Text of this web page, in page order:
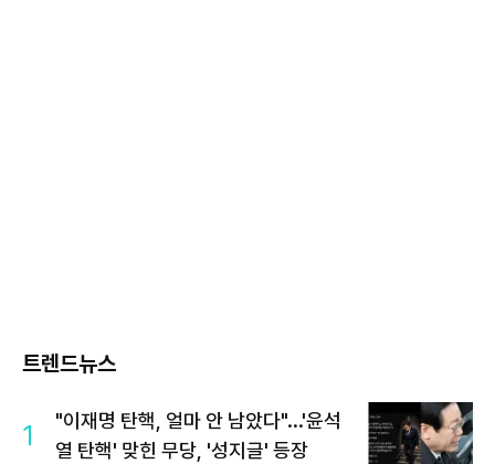
트렌드뉴스
1
"이재명 탄핵, 얼마 안 남았다"...'윤석
열 탄핵' 맞힌 무당, '성지글' 등장